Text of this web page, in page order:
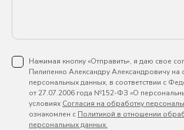
Нажимая кнопку «Отправить», я даю свое
Пилипенко Александру Александровичу на
персональных данных, в соответствии с
от 27.07.2006 года №152-ФЗ «О
условиях Согласия на обработку
ознакомлен с Политикой в отношении
персональных данных.